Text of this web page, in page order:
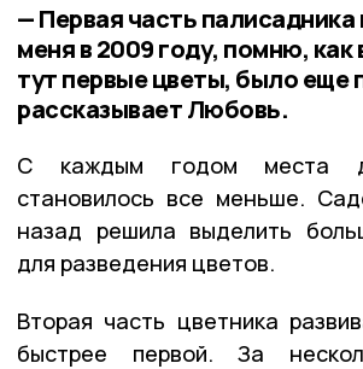
— Первая часть палисадника
меня в 2009 году, помню,
тут первые цветы, было еще
рассказывает Любовь.
С каждым годом места
становилось все меньше.
назад решила выделить
для разведения цветов.
Вторая часть цветника
быстрее первой. За